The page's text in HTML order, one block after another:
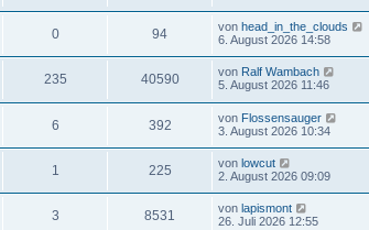
0 94 von head_in_the_clouds
6. August 2026 14:58
235 40590 von Ralf Wambach
5. August 2026 11:46
6 392 von Flossensauger
3. August 2026 10:34
1 225 von lowcut
2. August 2026 09:09
3 8531 von lapismont
26. Juli 2026 12:55